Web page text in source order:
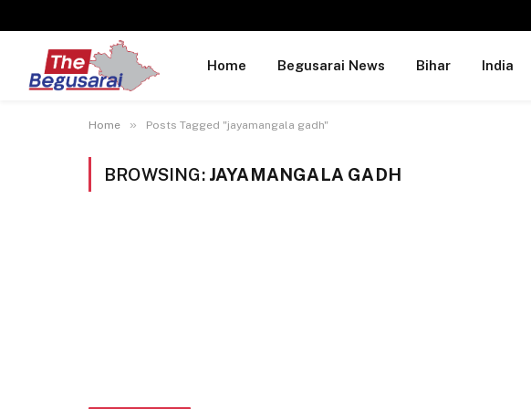
Home Begusarai News Bihar India
Home » Posts Tagged "jayamangala gadh"
BROWSING: JAYAMANGALA GADH